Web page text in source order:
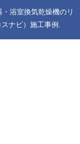
浴室換気乾燥機のリ
ナビ）施工事例.